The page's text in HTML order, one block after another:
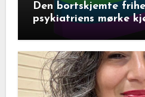
Den bortskjemte
psykiatriens mørke